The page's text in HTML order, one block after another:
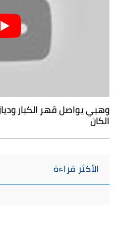
وهبي يواصل قهر الكبار
الكان
الأكثر قراءة